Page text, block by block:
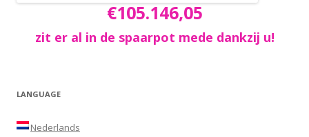
€105.146,05
zit er al in de spaarpot mede dankzij u!
LANGUAGE
Nederlands